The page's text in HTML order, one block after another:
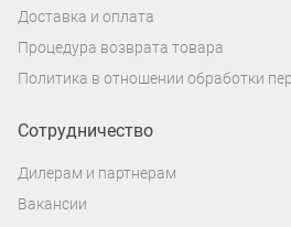
Доставка и оплата
Процедура возврата товара
Политика в отношении обработки
Сотрудничество
Дилерам и партнерам
Вакансии